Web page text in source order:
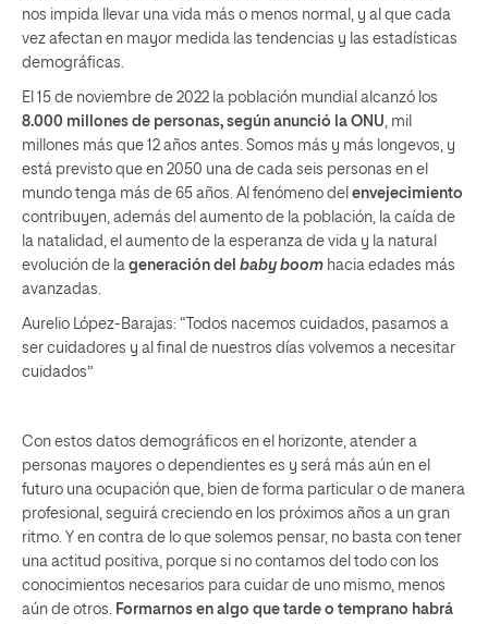
nos impida llevar una vida más o menos normal, y al que cada
vez afectan en mayor medida las tendencias y las estadísticas
demográficas.
El 15 de noviembre de 2022 la población mundial alcanzó los
8.000 millones de personas, según anunció la ONU , mil
millones más que 12 años antes. Somos más y más longevos, y
está previsto que en 2050 una de cada seis personas en el
mundo tenga más de 65 años. Al fenómeno del envejecimiento
contribuyen, además del aumento de la población, la caída de
la natalidad, el aumento de la esperanza de vida y la natural
evolución de la generación del baby boom hacia edades más
avanzadas.
Aurelio López-Barajas: “Todos nacemos cuidados, pasamos a
ser cuidadores y al final de nuestros días volvemos a necesitar
cuidados”
Con estos datos demográficos en el horizonte, atender a
personas mayores o dependientes es y será más aún en el
futuro una ocupación que, bien de forma particular o de manera
profesional, seguirá creciendo en los próximos años a un gran
ritmo. Y en contra de lo que solemos pensar, no basta con tener
una actitud positiva, porque si no contamos del todo con los
conocimientos necesarios para cuidar de uno mismo, menos
aún de otros.
Formarnos en algo que tarde o temprano habrá